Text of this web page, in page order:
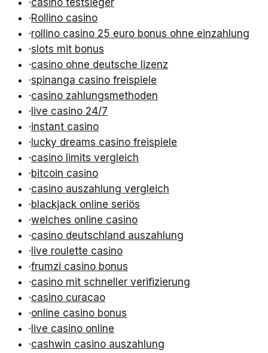
·casino testsieger
·Rollino casino
·rollino casino 25 euro bonus ohne einzahlung
·slots mit bonus
·casino ohne deutsche lizenz
·spinanga casino freispiele
·casino zahlungsmethoden
· live casino 24/7
·instant casino
· lucky dreams casino freispiele
·casino limits vergleich
·bitcoin casino
·casino auszahlung vergleich
·blackjack online seriös
·welches online casino
·casino deutschland auszahlung
· live roulette casino
·frumzi casino bonus
·casino mit schneller verifizierung
·casino curacao
·online casino bonus
· live casino online
·cashwin casino auszahlung